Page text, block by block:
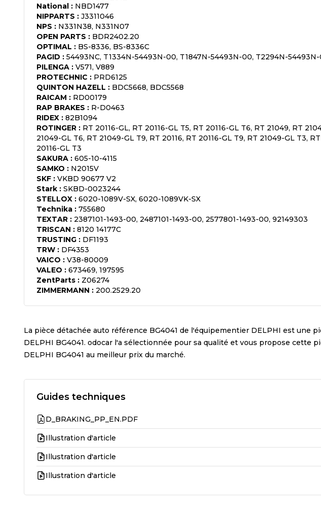
National : NBD1477
NIPPARTS : J3311046
NPS : N331N38, N331N07
OPEN PARTS : BDR2402.20
OPTIMAL : BS-8336, BS-8336C
PAGID : 54493NC, T1334N-54493N-00, T1847N-54493N-00, T2294N-
PILENGA : V571, V889
PROTECHNIC : PRD6125
QUINTON HAZELL : BDC5668, BDC5568
RAICAM : RD00179
RAP BRAKES : R-D0463
RIDEX : 82B1094
ROTINGER : RT 20116-GL, RT 20116-GL T5, RT 20116-GL T6, RT 21049, RT
21049-GL T6, RT 21049-GL T9, RT 20116, RT 20116-GL T9, RT 21049-GL T3,
20116-GL T3
SAKURA : 605-10-4115
SAMKO : N2015V
SKF : VKBD 90677 V2
Stark : SKBD-0023244
STELLOX : 6020-1089V-SX, 6020-1089VK-SX
Technika : 755680
TEXTAR : 2387101-1493-00, 2487101-1493-00, 2577801-1493-00, 92149303
TRISCAN : 8120 14177C
TRUSTING : DF1193
TRW : DF4353
VAICO : V38-80009
VALEO : 673469, 197595
ZentParts : Z06274
ZIMMERMANN : 200.2529.20
La pièce détachée auto référence BG4041 de l'équipementier DELPHI est une
DELPHI BG4041. odocar l'a sélectionnée pour sa qualité et vous propose cette
DELPHI BG4041 au meilleur prix du marché.
Guides techniques
D_BRAKING_PP_EN.PDF
Illustration d'article
Illustration d'article
Illustration d'article